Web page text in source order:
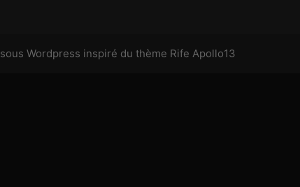
sous Wordpress inspiré du thème Rife Apollo13